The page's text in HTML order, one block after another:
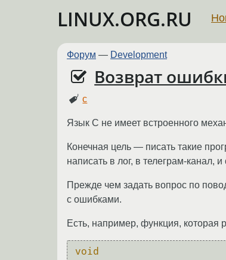
LINUX.ORG.RU
Форум — Development
Возврат
c
Язык C не имеет встроенного
Конечная цель — писать такие
написать в лог, в телеграм-канал,
Прежде чем задать вопрос по
с ошибками.
Есть, например, функция,
void